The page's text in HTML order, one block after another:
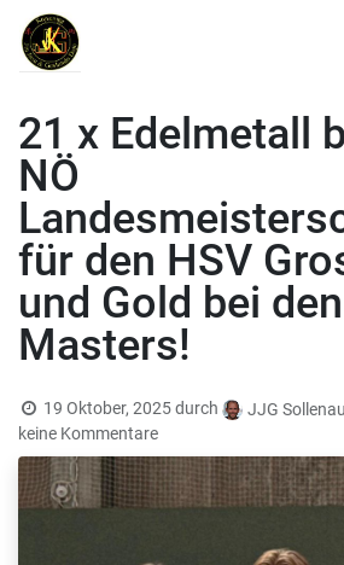
21 x Edelmetall
NÖ
für den HSV
und Gold bei
Masters!
19 Oktober, 2025durch JJG
keine Kommentare